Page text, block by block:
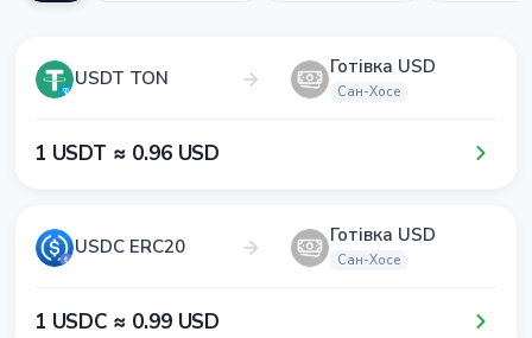
USDT TON Готівка USD
Сан-Хосе
1​ USDT ≈ 0​.9​6​ USD
USDC ERC20 Готівка USD
Сан-Хосе
1​ USDC ≈ 0​.9​9​ USD